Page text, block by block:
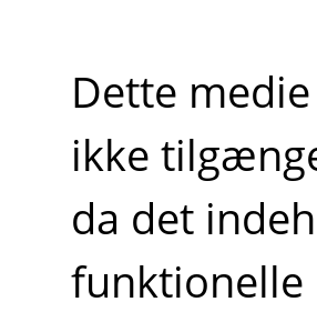
Dette
ikke
da det
funktionelle